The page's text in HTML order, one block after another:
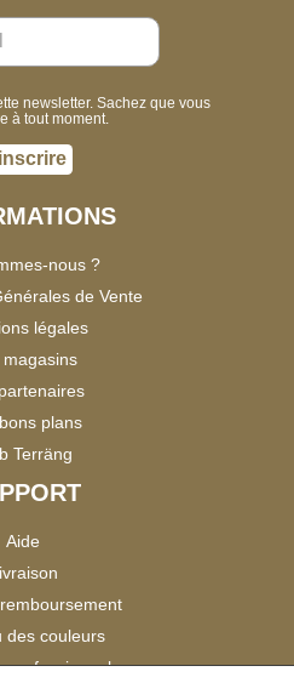
newsletter. Sachez que vous
à tout moment.
nous ?
de Vente
légales
magasins
plans
Terräng
Aide
des couleurs
professionnels